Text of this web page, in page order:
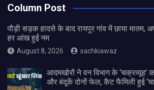
Column Post
पौड़ी सड़क हादसे के बाद रायपुर गांव में छाया मातम,
हर आंख हुई नम
August 8, 2026 sachkiawaz
आदमखोरों ने वन विभाग के ‘चक्रव्यूह’
और बंदूकें दोनों फेल, कैट फैमिली हुई